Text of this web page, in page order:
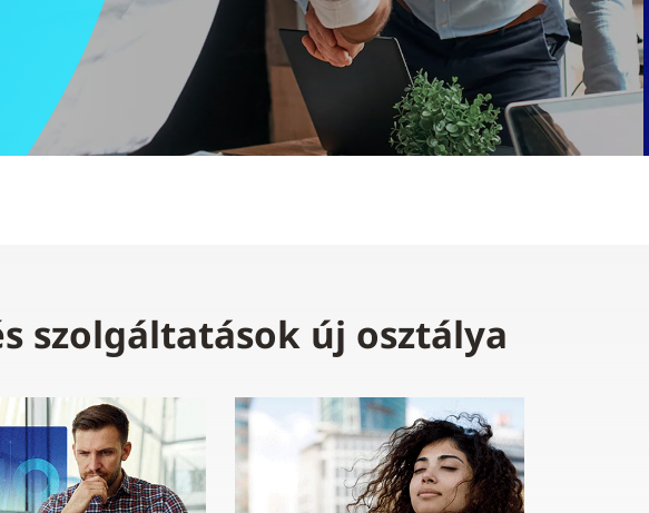
szolgáltatások új osztálya